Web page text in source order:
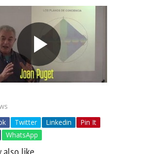
Twitter Linkedin
Pin It
WhatsApp